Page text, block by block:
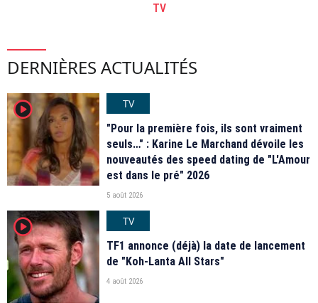
TV
DERNIÈRES ACTUALITÉS
player2
TV
"Pour la première fois, ils sont vraiment
seuls…" : Karine Le Marchand dévoile les
nouveautés des speed dating de "L'Amour
est dans le pré" 2026
5 août 2026
player2
TV
TF1 annonce (déjà) la date de lancement
de "Koh-Lanta All Stars"
4 août 2026